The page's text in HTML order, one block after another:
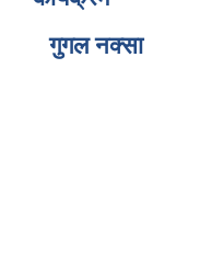
गुगल नक्सा